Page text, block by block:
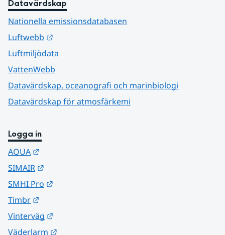
Datavärdskap
Nationella emissionsdatabasen
Luftwebb
Luftmiljödata
VattenWebb
Datavärdskap, oceanografi och marinbiologi
Datavärdskap för atmosfärkemi
Logga in
AQUA
SIMAIR
SMHI Pro
Timbr
Vinterväg
Väderlarm